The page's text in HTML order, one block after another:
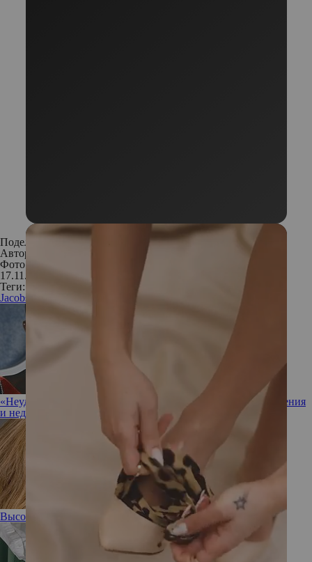
Поделиться:
Автор:
Фото: предоставлены PR-службой
17.11.2017
Теги:
Jacobsкофе
«Неудачник в любви»: почему распались очередные отношения
и недолгий брак Джошуа Джексона
Высокая проба: 3 весенних образа от Елены Кулецкой